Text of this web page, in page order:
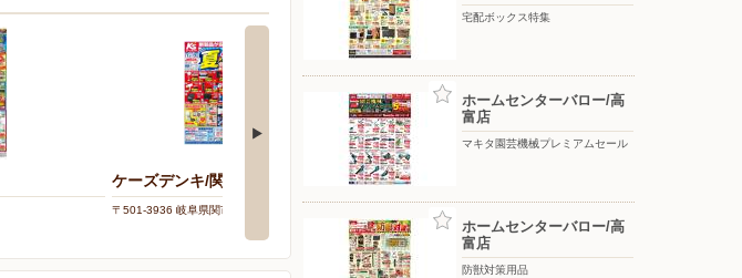
ケーズデンキ/関店
〒501-3936 岐阜県関市倉知字寺前613
ウエルシア/岐阜福光西店
〒502-0814 岐阜県岐阜市福光西3-11-1
宅配ボックス特集
ホームセンターバロー/高
富店
マキタ園芸機械プレミアムセール
ホームセンターバロー/高
富店
防獣対策用品